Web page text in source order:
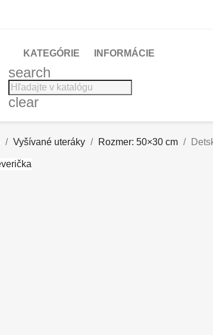
KATEGÓRIE INFORMÁCIE
search
clear
Vyšívané uteráky Rozmer: 50×30 cm